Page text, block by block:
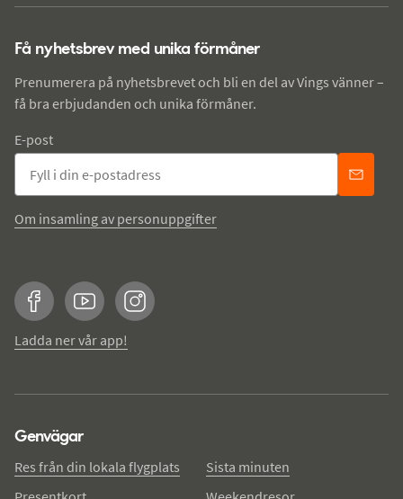
Få nyhetsbrev med unika förmåner
Prenumerera på nyhetsbrevet och bli en del av Vings vänner –
få bra erbjudanden och unika förmåner.
E-post
Om insamling av personuppgifter
FacebookYouTubeInstagram
Ladda ner vår app!
Genvägar
Res från din lokala flygplats
Sista minuten